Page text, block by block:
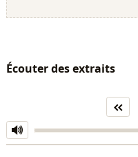
Écouter des extraits